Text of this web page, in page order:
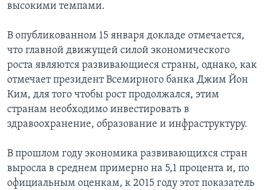
высокими темпами.
В опубликованном 15 января докладе отмечается,
что главной движущей силой экономического
роста являются развивающиеся страны, однако, как
отмечает президент Всемирного банка Джим Йон
Ким, для того чтобы рост продолжался, этим
странам необходимо инвестировать в
здравоохранение, образование и инфраструктуру.
В прошлом году экономика развивающихся стран
выросла в среднем примерно на 5,1 процента и, по
официальным оценкам, к 2015 году этот показатель